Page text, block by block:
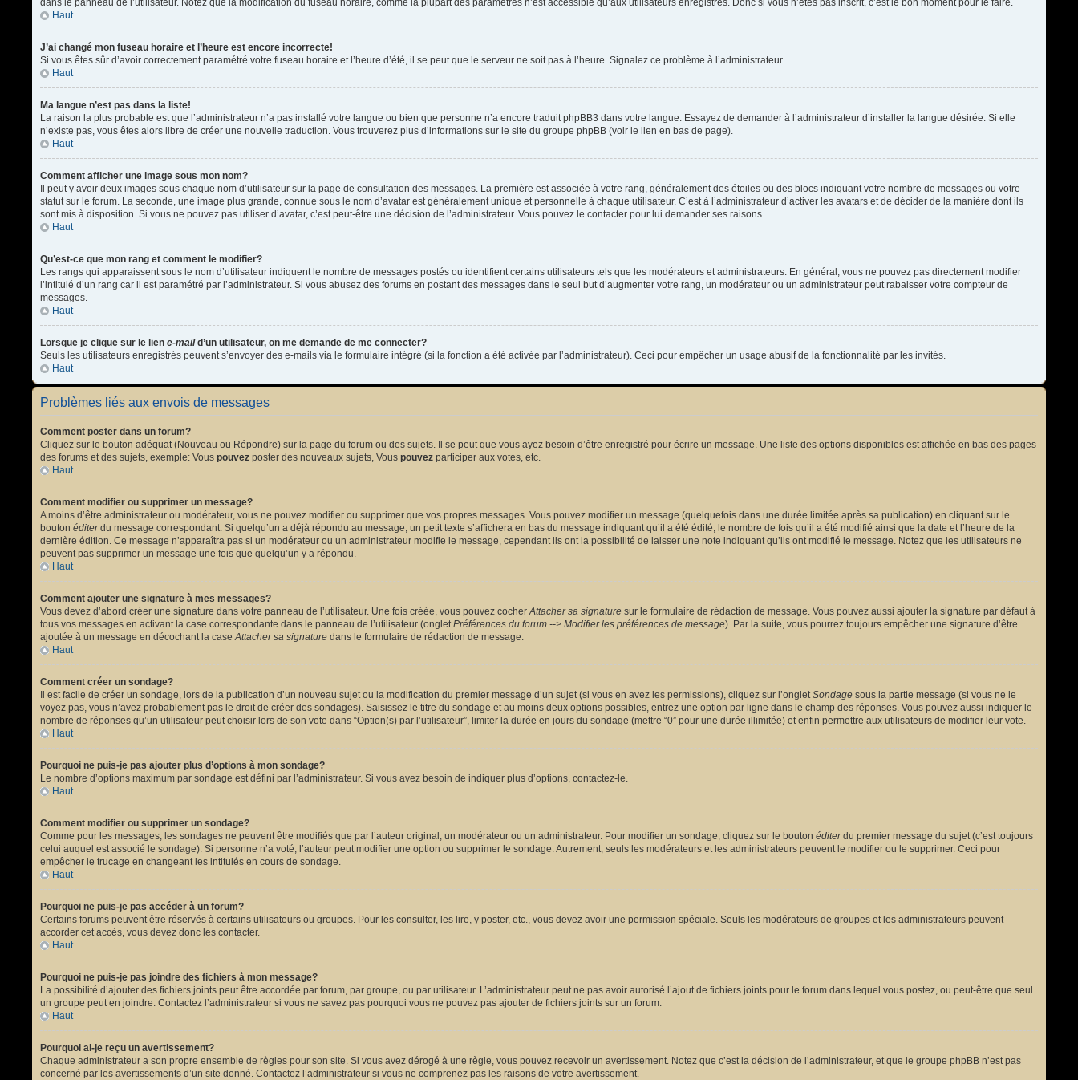
dans le panneau de l’utilisateur. Notez que la modification du fuseau horaire, comme la plupart des paramètres n’est accessible qu’aux utilisateurs enregistrés. Donc si vous n’êtes pas inscrit, c’est le bon moment pour le faire.
Haut
J’ai changé mon fuseau horaire et l’heure est encore incorrecte!
Si vous êtes sûr d’avoir correctement paramétré votre fuseau horaire et l’heure d’été, il se peut que le serveur ne soit pas à l’heure. Signalez ce problème à l’administrateur.
Haut
Ma langue n’est pas dans la liste!
La raison la plus probable est que l’administrateur n’a pas installé votre langue ou bien que personne n’a encore traduit phpBB3 dans votre langue. Essayez de demander à l’administrateur d’installer la langue désirée. Si elle
n’existe pas, vous êtes alors libre de créer une nouvelle traduction. Vous trouverez plus d’informations sur le site du groupe phpBB (voir le lien en bas de page).
Haut
Comment afficher une image sous mon nom?
Il peut y avoir deux images sous chaque nom d’utilisateur sur la page de consultation des messages. La première est associée à votre rang, généralement des étoiles ou des blocs indiquant votre nombre de messages ou votre
statut sur le forum. La seconde, une image plus grande, connue sous le nom d’avatar est généralement unique et personnelle à chaque utilisateur. C’est à l’administrateur d’activer les avatars et de décider de la manière dont ils
sont mis à disposition. Si vous ne pouvez pas utiliser d’avatar, c’est peut-être une décision de l’administrateur. Vous pouvez le contacter pour lui demander ses raisons.
Haut
Qu’est-ce que mon rang et comment le modifier?
Les rangs qui apparaissent sous le nom d’utilisateur indiquent le nombre de messages postés ou identifient certains utilisateurs tels que les modérateurs et administrateurs. En général, vous ne pouvez pas directement modifier
l’intitulé d’un rang car il est paramétré par l’administrateur. Si vous abusez des forums en postant des messages dans le seul but d’augmenter votre rang, un modérateur ou un administrateur peut rabaisser votre compteur de
messages.
Haut
Lorsque je clique sur le lien e-maild’un utilisateur, on me demande de me connecter?
Seuls les utilisateurs enregistrés peuvent s’envoyer des e-mails via le formulaire intégré (si la fonction a été activée par l’administrateur). Ceci pour empêcher un usage abusif de la fonctionnalité par les invités.
Haut
Problèmes liés aux envois de messages
Comment poster dans un forum?
Cliquez sur le bouton adéquat (Nouveau ou Répondre) sur la page du forum ou des sujets. Il se peut que vous ayez besoin d’être enregistré pour écrire un message. Une liste des options disponibles est affichée en bas des pages
des forums et des sujets, exemple: Vous pouvez poster des nouveaux sujets, Vous pouvez participer aux votes, etc.
Haut
Comment modifier ou supprimer un message?
A moins d’être administrateur ou modérateur, vous ne pouvez modifier ou supprimer que vos propres messages. Vous pouvez modifier un message (quelquefois dans une durée limitée après sa publication) en cliquant sur le
bouton éditerdu message correspondant. Si quelqu’un a déjà répondu au message, un petit texte s’affichera en bas du message indiquant qu’il a été édité, le nombre de fois qu’il a été modifié ainsi que la date et l’heure de la
dernière édition. Ce message n’apparaîtra pas si un modérateur ou un administrateur modifie le message, cependant ils ont la possibilité de laisser une note indiquant qu’ils ont modifié le message. Notez que les utilisateurs ne
peuvent pas supprimer un message une fois que quelqu’un y a répondu.
Haut
Comment ajouter une signature à mes messages?
Vous devez d’abord créer une signature dans votre panneau de l’utilisateur. Une fois créée, vous pouvez cocherAttacher sa signature sur le formulaire de rédaction de message. Vous pouvez aussi ajouter la signature par défaut à
tous vos messages en activant la case correspondante dans le panneau de l’utilisateur (ongletPréférences du forum --> Modifier les préférences de message). Par la suite, vous pourrez toujours empêcher une signature d’être
ajoutée à un message en décochant la caseAttacher sa signature dans le formulaire de rédaction de message.
Haut
Comment créer un sondage?
Il est facile de créer un sondage, lors de la publication d’un nouveau sujet ou la modification du premier message d’un sujet (si vous en avez les permissions), cliquez sur l’ongletSondage sous la partie message (si vous ne le
voyez pas, vous n’avez probablement pas le droit de créer des sondages). Saisissez le titre du sondage et au moins deux options possibles, entrez une option par ligne dans le champ des réponses. Vous pouvez aussi indiquer le
nombre de réponses qu’un utilisateur peut choisir lors de son vote dans “Option(s) par l’utilisateur”, limiter la durée en jours du sondage (mettre “0” pour une durée illimitée) et enfin permettre aux utilisateurs de modifier leur vote.
Haut
Pourquoi ne puis-je pas ajouter plus d’options à mon sondage?
Le nombre d’options maximum par sondage est défini par l’administrateur. Si vous avez besoin de indiquer plus d’options, contactez-le.
Haut
Comment modifier ou supprimer un sondage?
Comme pour les messages, les sondages ne peuvent être modifiés que par l’auteur original, un modérateur ou un administrateur. Pour modifier un sondage, cliquez sur le bouton éditerdu premier message du sujet (c’est toujours
celui auquel est associé le sondage). Si personne n’a voté, l’auteur peut modifier une option ou supprimer le sondage. Autrement, seuls les modérateurs et les administrateurs peuvent le modifier ou le supprimer. Ceci pour
empêcher le trucage en changeant les intitulés en cours de sondage.
Haut
Pourquoi ne puis-je pas accéder à un forum?
Certains forums peuvent être réservés à certains utilisateurs ou groupes. Pour les consulter, les lire, y poster, etc., vous devez avoir une permission spéciale. Seuls les modérateurs de groupes et les administrateurs peuvent
accorder cet accès, vous devez donc les contacter.
Haut
Pourquoi ne puis-je pas joindre des fichiers à mon message?
La possibilité d’ajouter des fichiers joints peut être accordée par forum, par groupe, ou par utilisateur. L’administrateur peut ne pas avoir autorisé l’ajout de fichiers joints pour le forum dans lequel vous postez, ou peut-être que seul
un groupe peut en joindre. Contactez l’administrateur si vous ne savez pas pourquoi vous ne pouvez pas ajouter de fichiers joints sur un forum.
Haut
Pourquoi ai-je reçu un avertissement?
Chaque administrateur a son propre ensemble de règles pour son site. Si vous avez dérogé à une règle, vous pouvez recevoir un avertissement. Notez que c’est la décision de l’administrateur, et que le groupe phpBB n’est pas
concerné par les avertissements d’un site donné. Contactez l’administrateur si vous ne comprenez pas les raisons de votre avertissement.